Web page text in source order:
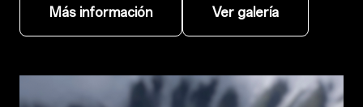
Más información Ver galería